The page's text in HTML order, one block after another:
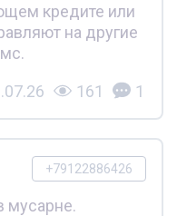
кредите или
на другие
161 1
+79122886426
мусарне.